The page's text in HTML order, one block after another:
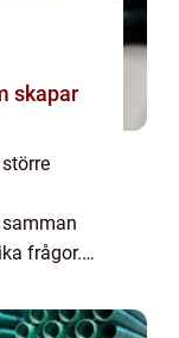
skapar
frågor.